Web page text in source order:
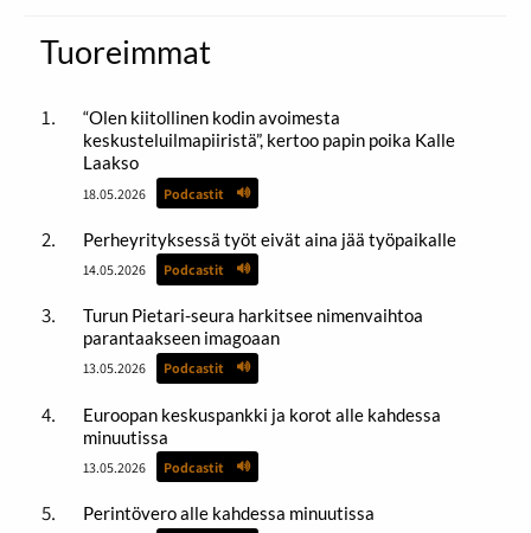
Tuoreimmat
“Olen kiitollinen kodin avoimesta
keskusteluilmapiiristä”, kertoo papin poika Kalle
Laakso
18.05.2026 Podcastit
Perheyrityksessä työt eivät aina jää työpaikalle
14.05.2026 Podcastit
Turun Pietari-seura harkitsee nimenvaihtoa
parantaakseen imagoaan
13.05.2026 Podcastit
Euroopan keskuspankki ja korot alle kahdessa
minuutissa
13.05.2026 Podcastit
Perintövero alle kahdessa minuutissa